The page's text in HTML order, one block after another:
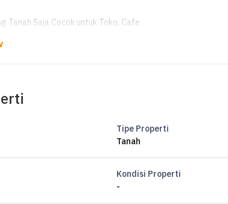
Tanah Saja Cocok untuk Toko, Cafe
Tipe Properti
Tanah
Kondisi Properti
-